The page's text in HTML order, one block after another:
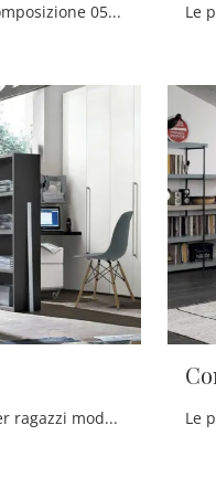
Con questa cameretta Composizione 05 Tomasella, tra le soluzioni componibili, potrai arredare stanze moderne per ragazzi.
Le più belle camerette per ragazzi moderne ti attendono! Scopri il modello Composizione 07A di Tomasella.